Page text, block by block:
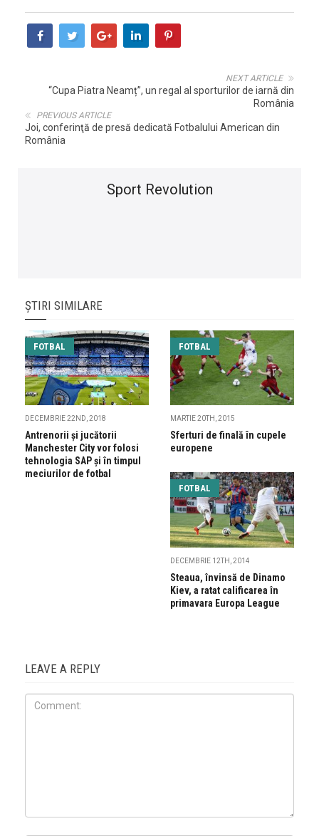
NEXT ARTICLE
“Cupa Piatra Neamț”, un regal al sporturilor de iarnă din
România
PREVIOUS ARTICLE
Joi, conferinţă de presă dedicată Fotbalului American din
România
Sport Revolution
ȘTIRI SIMILARE
FOTBAL
DECEMBRIE 22ND, 2018
Antrenorii și jucătorii
Manchester City vor folosi
tehnologia SAP și în timpul
meciurilor de fotbal
FOTBAL
MARTIE 20TH, 2015
Sferturi de finală în cupele
europene
FOTBAL
DECEMBRIE 12TH, 2014
Steaua, învinsă de Dinamo
Kiev, a ratat calificarea în
primavara Europa League
LEAVE A REPLY